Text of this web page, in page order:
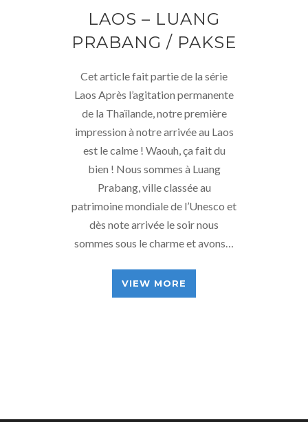
LAOS – LUANG
PRABANG / PAKSE
Cet article fait partie de la série
Laos Après l’agitation permanente
de la Thaïlande, notre première
impression à notre arrivée au Laos
est le calme ! Waouh, ça fait du
bien ! Nous sommes à Luang
Prabang, ville classée au
patrimoine mondiale de l’Unesco et
dès note arrivée le soir nous
sommes sous le charme et avons…
VIEW MORE